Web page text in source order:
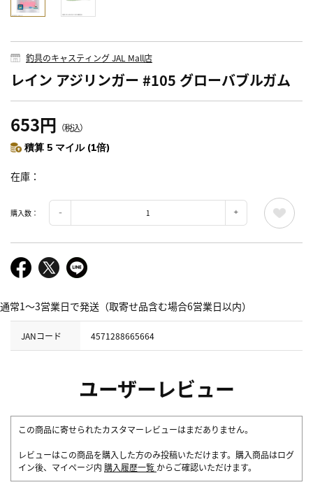
釣具のキャスティング JAL Mall店
レイン アジリンガー #105 グローバブルガム
653円 （税込）
積算 5 マイル (1倍)
在庫
購入数：
通常1～3営業日で発送（取寄せ品含む場合6営業日以内）
JANコード 4571288665664
ユーザーレビュー
この商品に寄せられたカスタマーレビューはまだありません。
レビューはこの商品を購入した方のみ投稿いただけます。購入商品はログ
イン後、マイページ内 購入履歴一覧 からご確認いただけます。